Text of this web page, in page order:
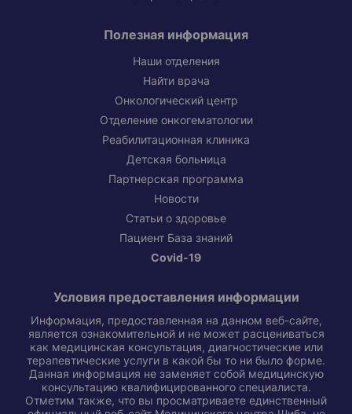
Полезная информация
Наши отделения
Найти врача
Онкологический центр
Отделение онкогематологии
Реабилитационная клиника
Детская больница
Партнерская программа
Новости
Статьи о здоровье
Пациент База знаний
Covid-19
Условия предоставления информации
Информация, предоставленная на данном веб-сайте,
является ознакомительной и не может расцениваться
как медицинская консультация, диагностические или
терапевтические услуги в какой бы то ни было форме.
Данная информация не заменяет собой медицинскую
консультацию квалифицированного специалиста.
Отметим также, что вы просматриваете единственный